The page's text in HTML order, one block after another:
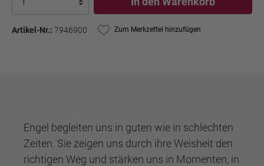
Artikel-Nr.: 7946900 Zum Merkzettel hinzufügen
Engel begleiten uns in guten wie in schlechten
Zeiten. Sie zeigen uns durch ihre Weisheit den
richtigen Weg und stärken uns in Momenten, in